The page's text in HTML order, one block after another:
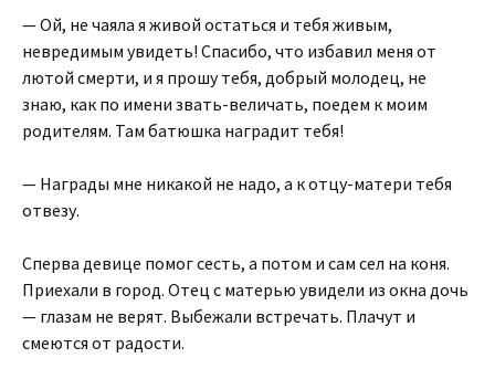
— Ой, не чаяла я живой остаться и тебя живым,
невредимым увидеть! Спасибо, что избавил меня от
лютой смерти, и я прошу тебя, добрый молодец, не
знаю, как по имени звать-величать, поедем к моим
родителям. Там батюшка наградит тебя!
— Награды мне никакой не надо, а к отцу-матери тебя
отвезу.
Сперва девице помог сесть, а потом и сам сел на коня.
Приехали в город. Отец с матерью увидели из окна дочь
— глазам не верят. Выбежали встречать. Плачут и
смеются от радости.